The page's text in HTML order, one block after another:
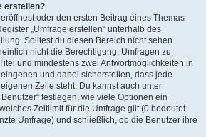
erstellen?
oder den ersten Beitrag eines Themas
„Umfrage erstellen“ unterhalb des
Solltest du diesen Bereich nicht sehen
nicht die Berechtigung, Umfragen zu
und mindestens zwei Antwortmöglichkeiten in
und dabei sicherstellen, dass jede
Zeile steht. Du kannst auch unter
festlegen, wie viele Optionen ein
Zeitlimit für die Umfrage gilt (0 bedeutet
Umfrage) und schließlich, ob die Benutzer ihre